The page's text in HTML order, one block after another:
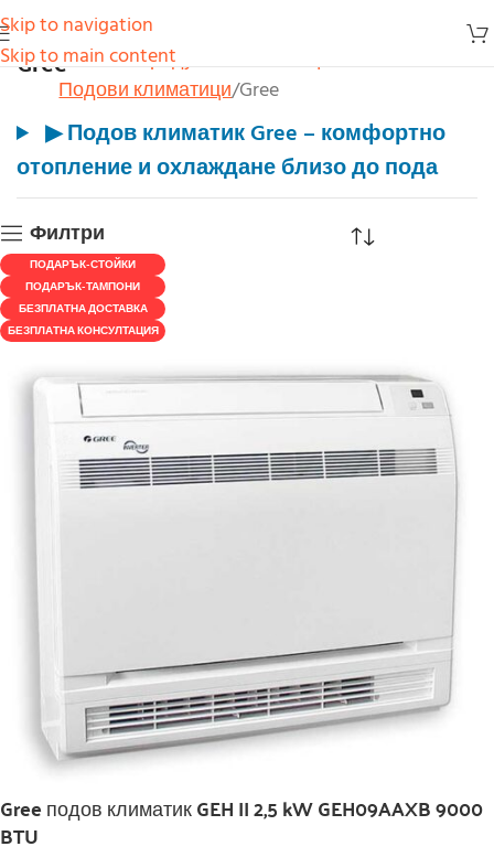
Skip to navigation
Skip to main content
GreeНачало Продукти
Климатици
Подови климатици Gree
▶Подов климатик Gree – комфортно
отопление и охлаждане близо до пода
Филтри
ПОДАРЪК-СТОЙКИ
ПОДАРЪК-ТАМПОНИ
БЕЗПЛАТНА ДОСТАВКА
БЕЗПЛАТНА КОНСУЛТАЦИЯ
Gree подов климатик GEH II 2,5 kW GEH09AAXB 9000
BTU